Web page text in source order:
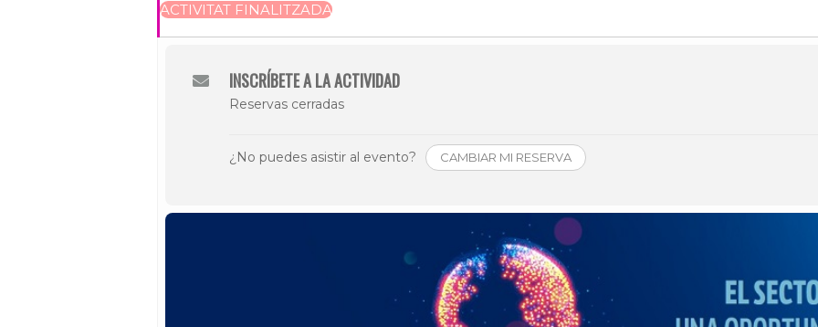
ACTIVITAT FINALITZADA
INSCRÍBETE A LA ACTIVIDAD
Reservas cerradas
¿No puedes asistir al evento? CAMBIAR MI RESERVA